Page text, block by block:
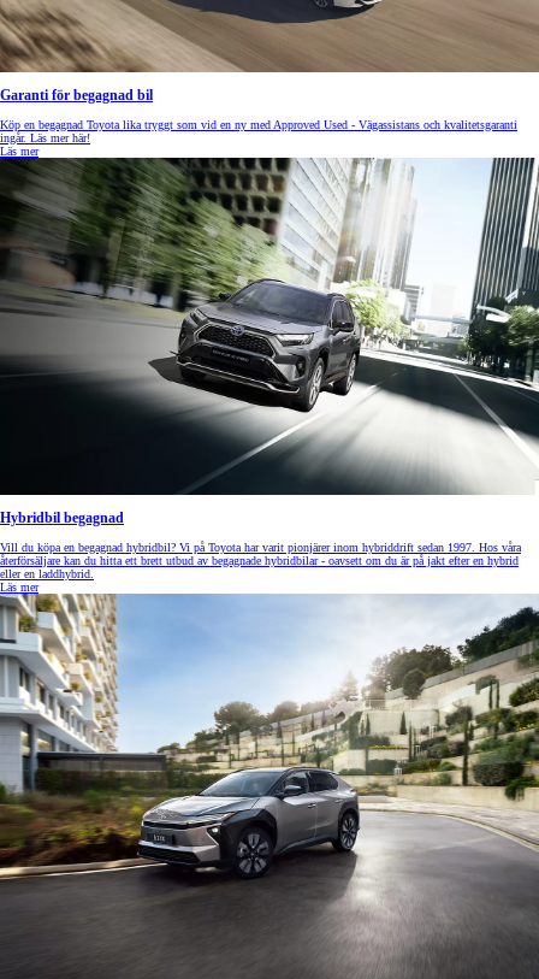
Garanti för begagnad bil
Köp en begagnad Toyota lika tryggt som vid en ny med Approved Used - Vägassistans och kvalitetsgaranti
ingår. Läs mer här!
Läs mer
Hybridbil begagnad
Vill du köpa en begagnad hybridbil? Vi på Toyota har varit pionjärer inom hybriddrift sedan 1997. Hos våra
återförsäljare kan du hitta ett brett utbud av begagnade hybridbilar - oavsett om du är på jakt efter en hybrid
eller en laddhybrid.
Läs mer